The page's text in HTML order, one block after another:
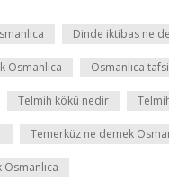
Dinde iktibas ne
Osmanlıca Osmanlıca
Telmih kökü nedir
Temerküz ne demek